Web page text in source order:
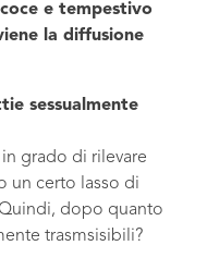
e tempestivo
la diffusione
sessualmente
grado di rilevare
un certo lasso di
dopo quanto
trasmsisibili?